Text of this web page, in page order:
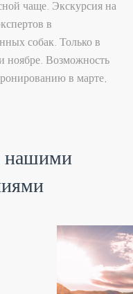
чаще. Экскурсия на
в
собак. Только в
ноябре. Возможность
в марте,
нашими